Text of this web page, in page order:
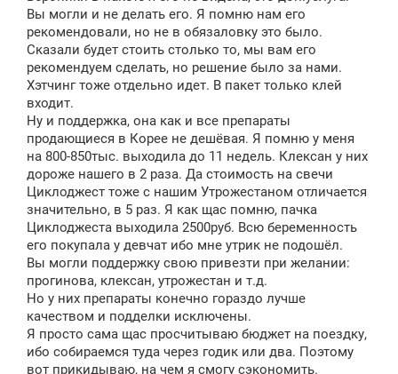
Вы могли и не делать его. Я помню нам его
рекомендовали, но не в обязаловку это было.
Сказали будет стоить столько то, мы вам его
рекомендуем сделать, но решение было за нами.
Хэтчинг тоже отдельно идет. В пакет только клей
входит.
Ну и поддержка, она как и все препараты
продающиеся в Корее не дешёвая. Я помню у меня
на 800-850тыс. выходила до 11 недель. Клексан у них
дороже нашего в 2 раза. Да стоимость на свечи
Циклоджест тоже с нашим Утрожестаном отличается
значительно, в 5 раз. Я как щас помню, пачка
Циклоджеста выходила 2500руб. Всю беременность
его покупала у девчат ибо мне утрик не подошёл.
Вы могли поддержку свою привезти при желании:
прогинова, клексан, утрожестан и т.д.
Но у них препараты конечно гораздо лучше
качеством и подделки исключены.
Я просто сама щас просчитываю бюджет на поездку,
ибо собираемся туда через годик или два. Поэтому
вот прикидываю, на чем я смогу сэкономить.